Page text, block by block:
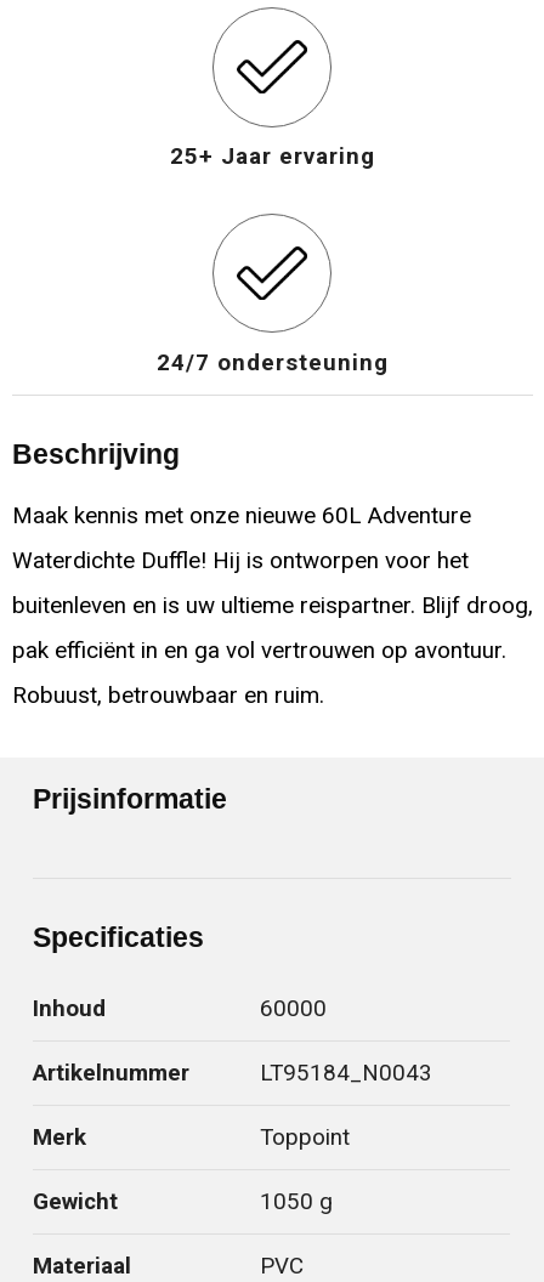
25+ Jaar ervaring
24/7 ondersteuning
Beschrijving
Maak kennis met onze nieuwe 60L Adventure
Waterdichte Duffle! Hij is ontworpen voor het
buitenleven en is uw ultieme reispartner. Blijf droog,
pak efficiënt in en ga vol vertrouwen op avontuur.
Robuust, betrouwbaar en ruim.
Prijsinformatie
Specificaties
Inhoud 60000
Artikelnummer LT95184_N0043
Merk Toppoint
Gewicht 1050 g
Materiaal PVC